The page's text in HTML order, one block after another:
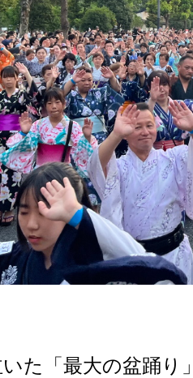
た「最大の盆踊